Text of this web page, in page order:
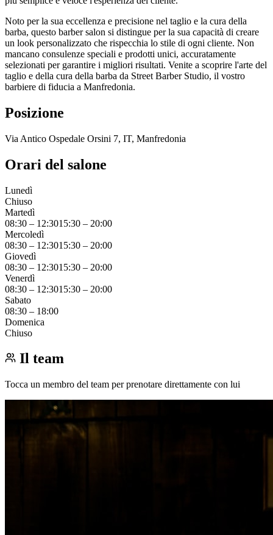
Noto per la sua eccellenza e precisione nel taglio e la cura della
barba, questo barber salon si distingue per la sua capacità di creare
un look personalizzato che rispecchia lo stile di ogni cliente. Non
mancano consulenze speciali e prodotti unici, accuratamente
selezionati per garantire i migliori risultati. Venite a scoprire l'arte del
taglio e della cura della barba da Street Barber Studio, il vostro
barbiere di fiducia a Manfredonia.
Posizione
Via Antico Ospedale Orsini 7, IT, Manfredonia
Orari del salone
Lunedì
Chiuso
Martedì
08:30 – 12:3015:30 – 20:00
Mercoledì
08:30 – 12:3015:30 – 20:00
Giovedì
08:30 – 12:3015:30 – 20:00
Venerdì
08:30 – 12:3015:30 – 20:00
Sabato
08:30 – 18:00
Domenica
Chiuso
Il team
Tocca un membro del team per prenotare direttamente con lui